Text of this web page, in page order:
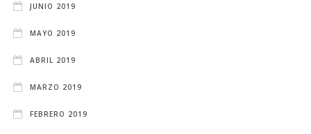
JUNIO 2019
MAYO 2019
ABRIL 2019
MARZO 2019
FEBRERO 2019